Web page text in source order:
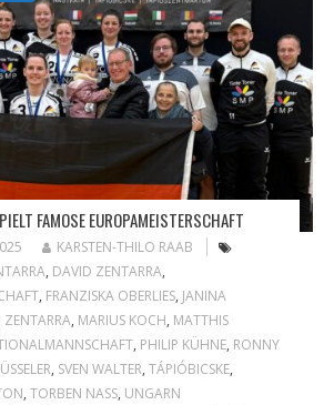
FAMOSE EUROPAMEISTERSCHAFT
KARSTEN-THILO RAAB
, DAVID ZENTARRA,
, FRANZISKA OBERLIES, JANINA
ZENTARRA, MARIUS KOCH, MATTHIS
, PHILIP KÜHNE, RONNY
, SVEN WALTER, TÁPIÓBICSKE,
, TORBEN NASS, UNGARN